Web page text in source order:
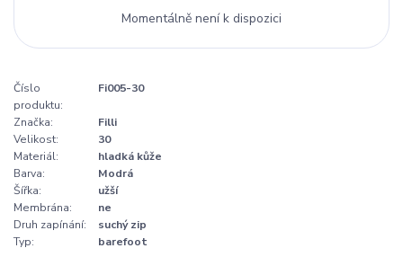
Momentálně není k dispozici
Číslo
produktu:
Fi005-30
Značka:
Filli
Velikost:
30
Materiál:
hladká kůže
Barva:
Modrá
Šířka:
užší
Membrána:
ne
Druh zapínání:
suchý zip
Typ:
barefoot